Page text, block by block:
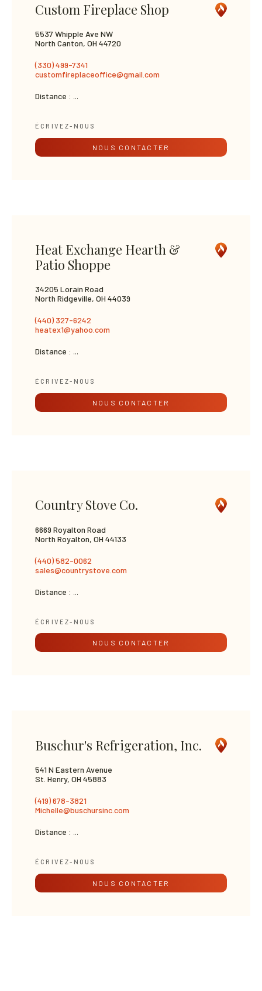
Custom Fireplace Shop
5537 Whipple Ave NW
North Canton, OH 44720
(330) 499-7341
customfireplaceoffice@gmail.com
Distance : ...
ÉCRIVEZ-NOUS
NOUS CONTACTER
Heat Exchange Hearth &
Patio Shoppe
34205 Lorain Road
North Ridgeville, OH 44039
(440) 327-6242
heatex1@yahoo.com
Distance : ...
ÉCRIVEZ-NOUS
NOUS CONTACTER
Country Stove Co.
6669 Royalton Road
North Royalton, OH 44133
(440) 582-0062
sales@countrystove.com
Distance : ...
ÉCRIVEZ-NOUS
NOUS CONTACTER
Buschur's Refrigeration, Inc.
541 N Eastern Avenue
St. Henry, OH 45883
(419) 678-3821
Michelle@buschursinc.com
Distance : ...
ÉCRIVEZ-NOUS
NOUS CONTACTER